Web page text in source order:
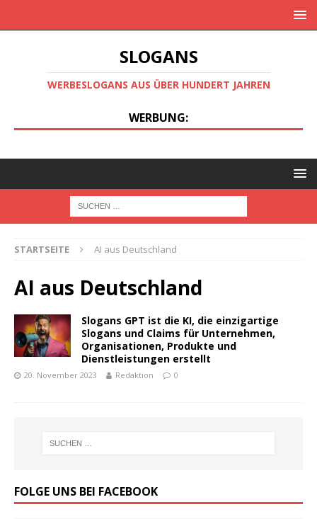
SLOGANS
WERBESLOGANS AUS ÜBER HUNDERT JAHREN
WERBUNG:
STARTSEITE AI aus Deutschland
AI aus Deutschland
Slogans GPT ist die KI, die einzigartige
Slogans und Claims für Unternehmen,
Organisationen, Produkte und
Dienstleistungen erstellt
20. November 2023 Redaktion 0
FOLGE UNS BEI FACEBOOK